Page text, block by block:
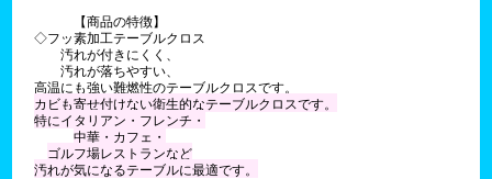
【商品の特徴】
◇フッ素加工テーブルクロス
汚れが付きにくく、
汚れが落ちやすい、
高温にも強い難燃性のテーブルクロスです。
カビも寄せ付けない衛生的なテーブルクロスです。
特にイタリアン・フレンチ・
中華・カフェ・
ゴルフ場レストランなど
汚れが気になるテーブルに最適です。